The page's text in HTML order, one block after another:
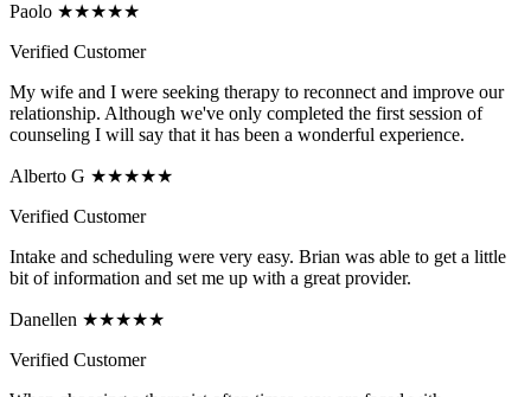
Paolo ★★★★★
Verified Customer
My wife and I were seeking therapy to reconnect and improve our
relationship. Although we've only completed the first session of
counseling I will say that it has been a wonderful experience.
Alberto G ★★★★★
Verified Customer
Intake and scheduling were very easy. Brian was able to get a little
bit of information and set me up with a great provider.
Danellen ★★★★★
Verified Customer